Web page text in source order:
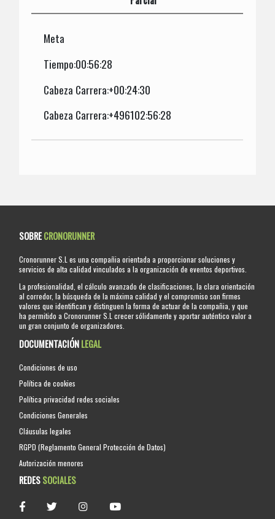
Meta
Tiempo:00:56:28
Cabeza Carrera:+00:24:30
Cabeza Carrera:+496102:56:28
SOBRECRONORUNNER
Cronorunner S.L es una compañia orientada a proporcionar soluciones y
servicios de alta calidad vinculados a la organización de eventos deportivos.
La profesionalidad, el cálculo avanzado de clasificaciones, la clara orientación
al corredor, la búsqueda de la máxima calidad y el compromiso son firmes
valores que identifican y distinguen la forma de actuar de la compañia, y que
ha permitido a Cronorunner S.L crecer sólidamente y aportar auténtico valor a
un gran conjunto de organizadores.
DOCUMENTACIÓNLEGAL
Condiciones de uso
Política de cookies
Política privacidad redes sociales
Condiciones Generales
Cláusulas legales
RGPD (Reglamento General Protección de Datos)
Autorización menores
REDESSOCIALES